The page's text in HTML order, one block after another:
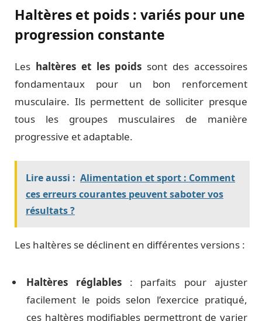
Haltères et poids : variés pour une
progression constante
Les haltères et les poids sont des accessoires
fondamentaux pour un bon renforcement
musculaire. Ils permettent de solliciter presque
tous les groupes musculaires de manière
progressive et adaptable.
Lire aussi : Alimentation et sport : Comment
ces erreurs courantes peuvent saboter vos
résultats ?
Les haltères se déclinent en différentes versions :
Haltères réglables: parfaits pour ajuster
facilement le poids selon l’exercice pratiqué,
ces haltères modifiables permettront de varier